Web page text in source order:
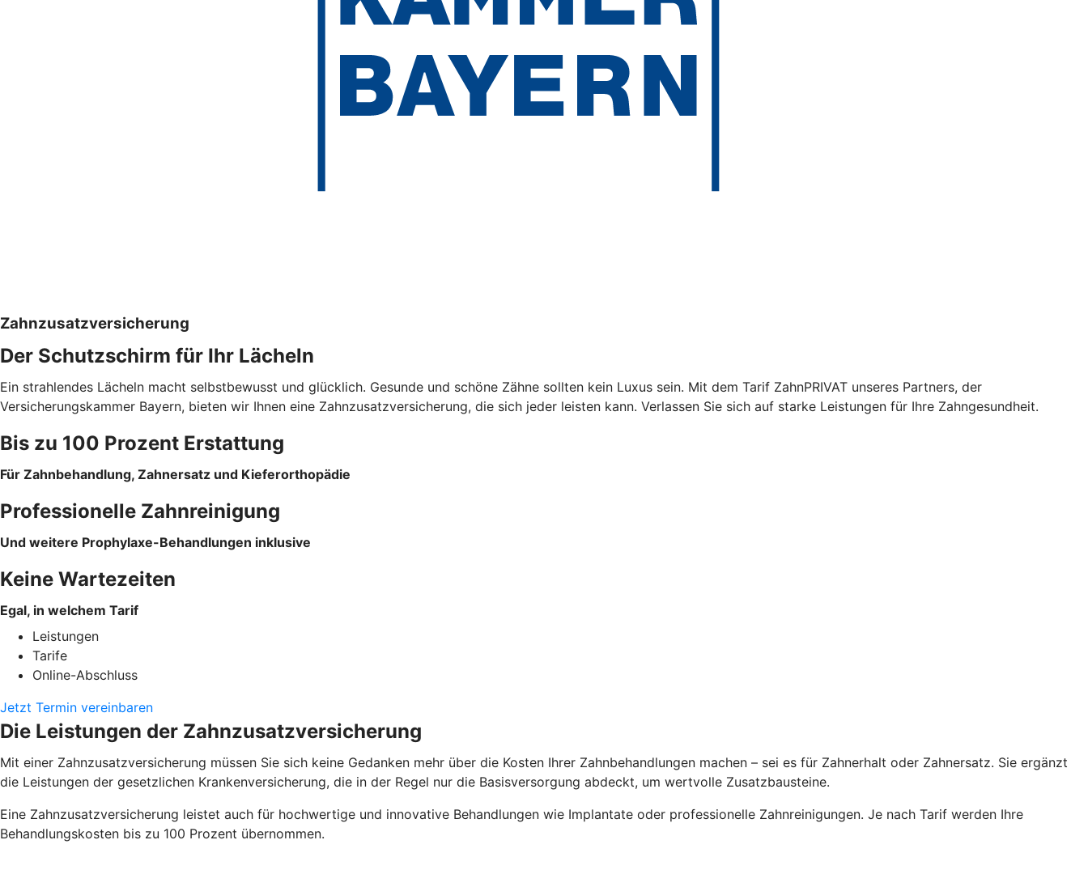
Zahnzusatzversicherung
Der Schutzschirm für Ihr Lächeln
Ein strahlendes Lächeln macht selbstbewusst und glücklich. Gesunde und schöne Zähne sollten kein Luxus sein. Mit dem Tarif ZahnPRIVAT unseres Partners, der
Versicherungskammer Bayern, bieten wir Ihnen eine Zahnzusatzversicherung, die sich jeder leisten kann. Verlassen Sie sich auf starke Leistungen für Ihre Zahngesundheit.
Bis zu 100 Prozent Erstattung
Für Zahnbehandlung, Zahnersatz und Kieferorthopädie
Professionelle Zahnreinigung
Und weitere Prophylaxe-Behandlungen inklusive
Keine Wartezeiten
Egal, in welchem Tarif
Leistungen
Tarife
Online-Abschluss
Jetzt Termin vereinbaren
Die Leistungen der Zahnzusatzversicherung
Mit einer Zahnzusatzversicherung müssen Sie sich keine Gedanken mehr über die Kosten Ihrer Zahnbehandlungen machen – sei es für Zahnerhalt oder Zahnersatz. Sie ergänzt
die Leistungen der gesetzlichen Krankenversicherung, die in der Regel nur die Basisversorgung abdeckt, um wertvolle Zusatzbausteine.
Eine Zahnzusatzversicherung leistet auch für hochwertige und innovative Behandlungen wie Implantate oder professionelle Zahnreinigungen. Je nach Tarif werden Ihre
Behandlungskosten bis zu 100 Prozent übernommen.